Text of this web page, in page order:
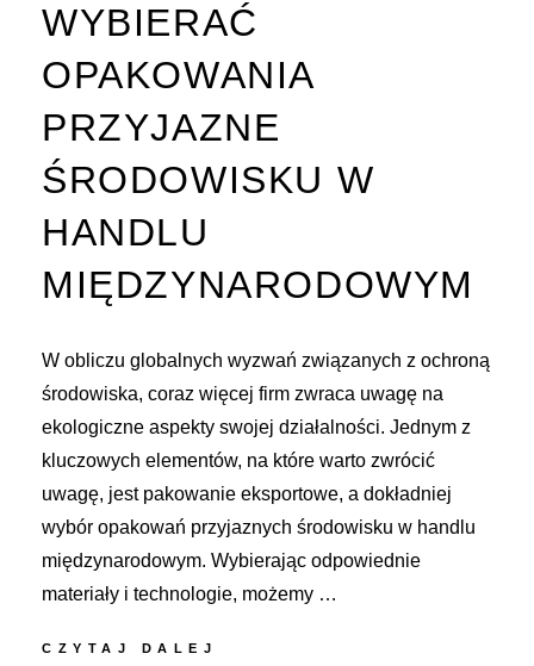
WYBIERAĆ
OPAKOWANIA
PRZYJAZNE
ŚRODOWISKU W
HANDLU
MIĘDZYNARODOWYM
W obliczu globalnych wyzwań związanych z ochroną
środowiska, coraz więcej firm zwraca uwagę na
ekologiczne aspekty swojej działalności. Jednym z
kluczowych elementów, na które warto zwrócić
uwagę, jest pakowanie eksportowe, a dokładniej
wybór opakowań przyjaznych środowisku w handlu
międzynarodowym. Wybierając odpowiednie
materiały i technologie, możemy …
CZYTAJ DALEJ